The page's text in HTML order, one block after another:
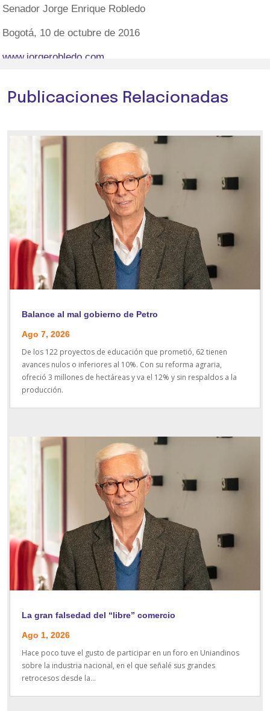
Senador Jorge Enrique Robledo
Bogotá, 10 de octubre de 2016
www.jorgerobledo.com
Publicaciones Relacionadas
Balance al mal gobierno de Petro
Ago 7, 2026
De los 122 proyectos de educación que prometió, 62 tienen
avances nulos o inferiores al 10%. Con su reforma agraria,
ofreció 3 millones de hectáreas y va el 12% y sin respaldos a la
producción.
La gran falsedad del “libre” comercio
Ago 1, 2026
Hace poco tuve el gusto de participar en un foro en Uniandinos
sobre la industria nacional, en el que señalé sus grandes
retrocesos desde la...